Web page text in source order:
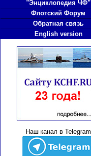
"Энциклопедия ЧФ"
Флотский Форум
Обратная связь
English version
Наш канал в Telegram